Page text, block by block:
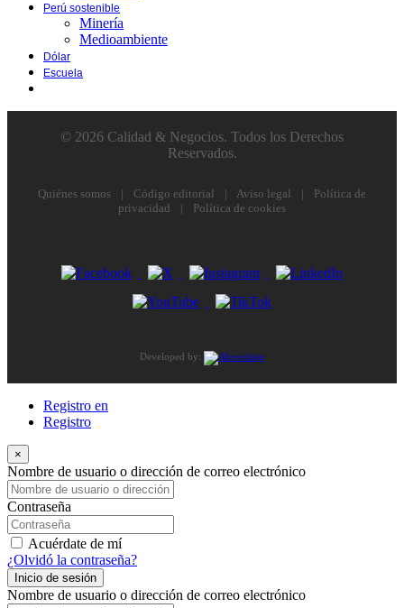
Perú sostenible
Minería
Medioambiente
Dólar
Escuela
© 2026 Calidad & Negocios. Todos los Derechos
Reservados.
Quiénes somos | Código editorial | Aviso legal |
Política de
privacidad
| Política de cookies
Developed by:
Registro en
Registro
×
Nombre de usuario o dirección de correo electrónico
Contraseña
Acuérdate de mí
¿Olvidó la contraseña?
Inicio de sesión
Nombre de usuario o dirección de correo electrónico